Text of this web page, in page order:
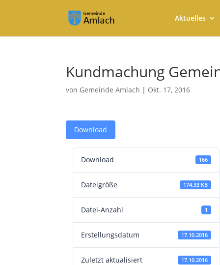
Aktuelles
Kundmachung
von Gemeinde Amlach | Okt. 17, 2016
Download
Download 166
Dateigröße 174.33 KB
Datei-Anzahl 1
Erstellungsdatum 17.10.2016
Zuletzt aktualisiert 17.10.2016